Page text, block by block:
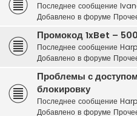
Последнее сообщение
Добавлено в форуме
Промокод 1xBet –
Последнее сообщение
Добавлено в форуме
Проблемы с
блокировку
Последнее сообщение
Добавлено в форуме